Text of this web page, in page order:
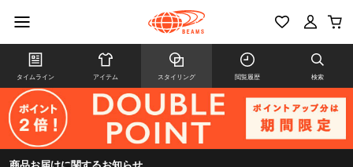
タイムライン アイテム スタイリング 閲覧履歴 検索